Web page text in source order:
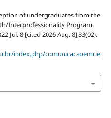
of undergraduates from the
Interprofessionality Program.
Jul. 8 [cited 2026 Aug. 8];33(02).
index.php/comunicacaoemcie